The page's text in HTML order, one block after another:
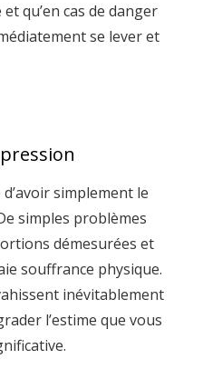
qu’en cas de danger
se lever et
simplement le
simples problèmes
démesurées et
souffrance physique.
inévitablement
l’estime que vous